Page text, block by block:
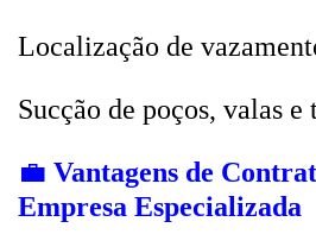
Localização de
Sucção de poços, valas e
💼 Vantagens de
Empresa Especializada